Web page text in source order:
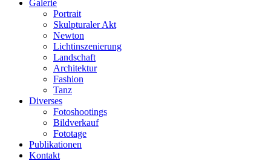
Galerie
Portrait
Skulpturaler Akt
Newton
Lichtinszenierung
Landschaft
Architektur
Fashion
Tanz
Diverses
Fotoshootings
Bildverkauf
Fototage
Publikationen
Kontakt